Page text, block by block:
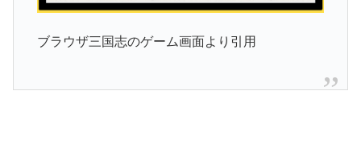
ブラウザ三国志のゲーム画面より引用